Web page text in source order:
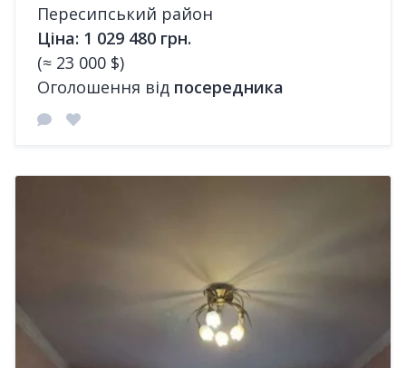
Пересипський район
Ціна: 1 029 480 грн.
(≈ 23 000 $)
Оголошення від посередника